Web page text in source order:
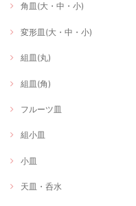
角皿(大・中・小)
変形皿(大・中・小)
組皿(丸)
組皿(角)
フルーツ皿
組小皿
小皿
天皿・呑水